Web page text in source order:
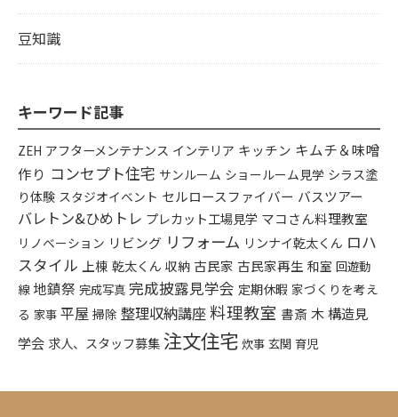
豆知識
キーワード記事
ZEH アフターメンテナンス インテリア キッチン キムチ＆味噌
作り コンセプト住宅 サンルーム ショールーム見学 シラス塗
り体験 スタジオイベント セルロースファイバー バスツアー
バレトン&ひめトレ プレカット工場見学 マコさん料理教室
リノベーション リビング リフォーム リンナイ乾太くん ロハ
スタイル 上棟 乾太くん 収納 古民家 古民家再生 和室 回遊動
線 地鎮祭 完成写真 完成披露見学会 定期休暇 家づくりを考え
る 家事 平屋 掃除 整理収納講座料理教室 書斎 木構造見
学会 求人、スタッフ募集注文住宅 炊事 玄関 育児